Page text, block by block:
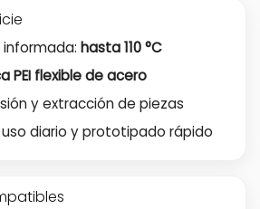
hasta 110 °C
PEI flexible de acero
y extracción de piezas
diario y prototipado rápido